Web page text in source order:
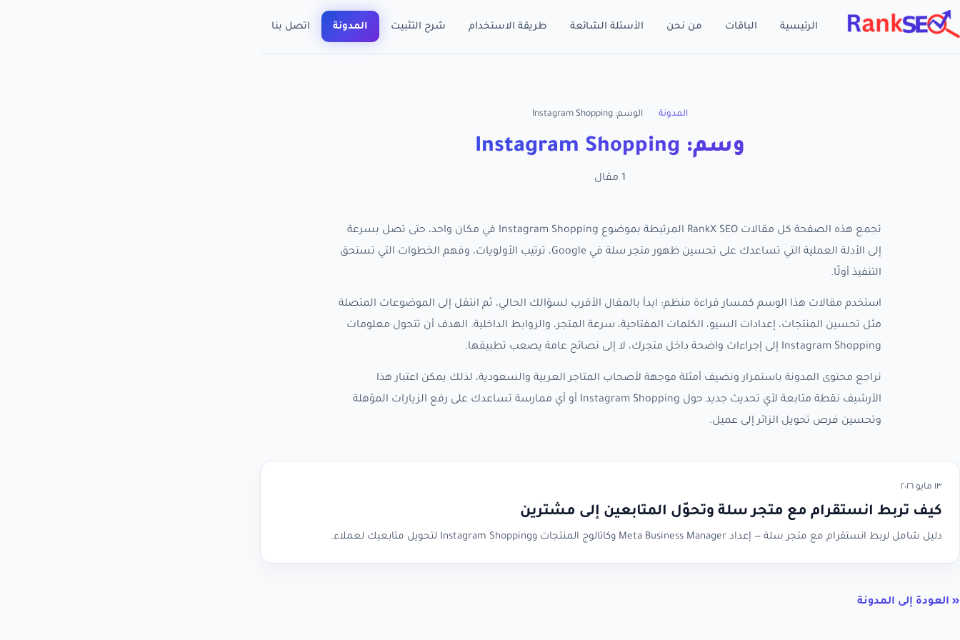
الرئيسية الباقات من نحن الأسئلة الشائعة طريقة الاستخدام شرح التثبيت المدونة اتصل بنا
المدونة الوسم: Instagram Shopping
وسم: Instagram Shopping
1 مقال
تجمع هذه الصفحة كل مقالات RankX SEO المرتبطة بموضوع Instagram Shopping في مكان واحد، حتى تصل بسرعة
إلى الأدلة العملية التي تساعدك على تحسين ظهور متجر سلة في Google، ترتيب الأولويات، وفهم الخطوات التي تستحق
التنفيذ أولًا.
استخدم مقالات هذا الوسم كمسار قراءة منظم: ابدأ بالمقال الأقرب لسؤالك الحالي، ثم انتقل إلى الموضوعات المتصلة
مثل تحسين المنتجات، إعدادات السيو، الكلمات المفتاحية، سرعة المتجر، والروابط الداخلية. الهدف أن تتحول معلومات
Instagram Shopping إلى إجراءات واضحة داخل متجرك، لا إلى نصائح عامة يصعب تطبيقها.
نراجع محتوى المدونة باستمرار ونضيف أمثلة موجهة لأصحاب المتاجر العربية والسعودية، لذلك يمكن اعتبار هذا
الأرشيف نقطة متابعة لأي تحديث جديد حول Instagram Shopping أو أي ممارسة تساعدك على رفع الزيارات المؤهلة
وتحسين فرص تحويل الزائر إلى عميل.
١٣ مايو ٢٠٢٦
كيف تربط انستقرام مع متجر سلة وتحوّل المتابعين إلى مشترين
دليل شامل لربط انستقرام مع متجر سلة — إعداد Meta Business Manager وكاتالوج المنتجات وInstagram Shopping لتحويل متابعيك لعملاء.
« العودة إلى المدونة